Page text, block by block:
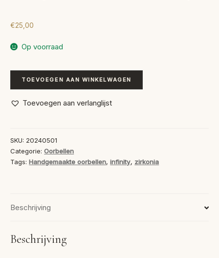
€25,00
Op voorraad
Handgemaakte
Oorbellen
Infinity
TOEVOEGEN AAN WINKELWAGEN
Toevoegen aan verlanglijst
SKU: 20240501
Categorie:Oorbellen
Tags:Handgemaakte oorbellen,infinity, zirkonia
Beschrijving
Beschrijving